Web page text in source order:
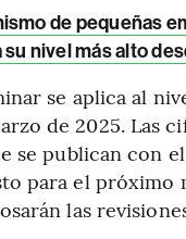
de pequeñas
su nivel más alto
se aplica al
de 2025. Las
se publican con
para el próximo
las